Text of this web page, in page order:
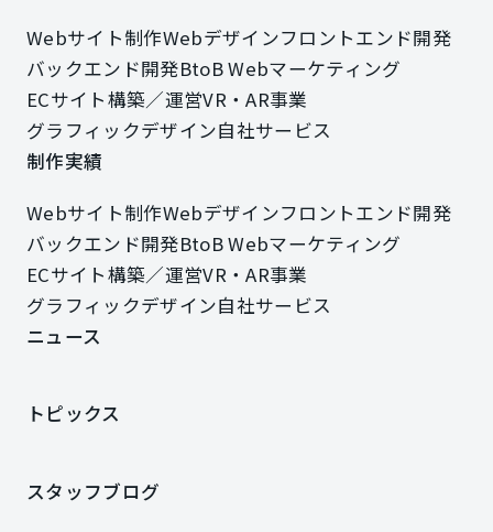
Webサイト制作
Webサイト制作
Webデザイン
Webデザイン
フロントエンド開発
フロントエンド開発
バックエンド開発
バックエンド開発
BtoB Webマーケティング
BtoB Webマーケティング
ECサイト構築／運営
ECサイト構築／運営
VR・AR事業
VR・AR事業
グラフィックデザイン
グラフィックデザイン
自社サービス
制作実績
Webサイト制作
Webサイト制作
Webデザイン
Webデザイン
フロントエンド開発
フロントエンド開発
バックエンド開発
バックエンド開発
BtoB Webマーケティング
BtoB Webマーケティング
ECサイト構築／運営
ECサイト構築／運営
VR・AR事業
VR・AR事業
グラフィックデザイン
グラフィックデザイン
自社サービス
ニュース
トピックス
スタッフブログ